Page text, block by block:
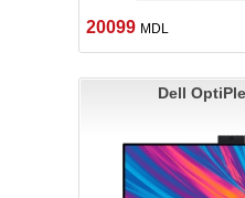
20099 MDL
Dell